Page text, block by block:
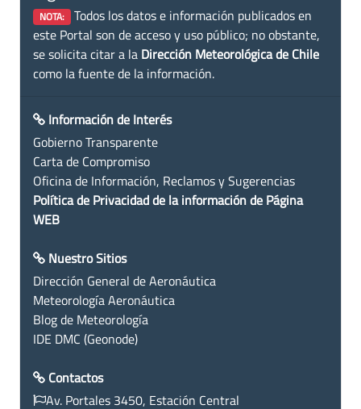
NOTA: Todos los datos e información publicados en
este Portal son de acceso y uso público; no obstante,
se solicita citar a la Dirección Meteorológica de Chile
como la fuente de la información.
Información de Interés
Gobierno Transparente
Carta de Compromiso
Oficina de Información, Reclamos y Sugerencias
Política de Privacidad de la información de Página
WEB
Nuestro Sitios
Dirección General de Aeronáutica
Meteorología Aeronáutica
Blog de Meteorología
IDE DMC (Geonode)
Contactos
Av. Portales 3450, Estación Central